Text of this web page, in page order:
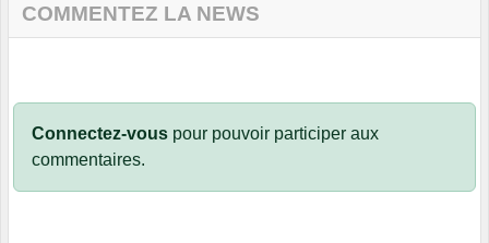
COMMENTEZ LA NEWS
Connectez-vous pour pouvoir participer aux
commentaires.